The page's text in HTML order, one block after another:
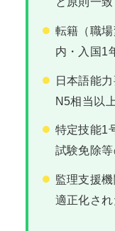
転籍（職
内・入国1
日本語能
N5相当以
特定技能1
試験免除
監理支援
適正化さ